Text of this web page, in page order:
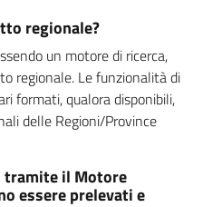
regionale?
un motore di ricerca,
regionale. Le funzionalità di
formati, qualora disponibili,
delle Regioni/Province
il Motore
essere prelevati e